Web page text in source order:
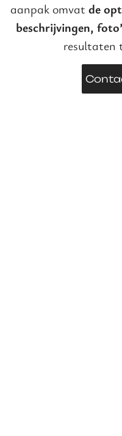
aanpak omvat de
beschrijvingen,
resultaten